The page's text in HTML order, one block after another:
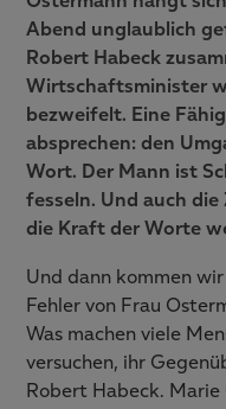
Abend unglaublich
Robert Habeck
Wirtschaftsminister
bezweifelt. Eine
absprechen: den
Wort. Der Mann ist
fesseln. Und auch die
die Kraft der Worte
Und dann kommen
Fehler von Frau
Was machen viele
versuchen, ihr
Robert Habeck.